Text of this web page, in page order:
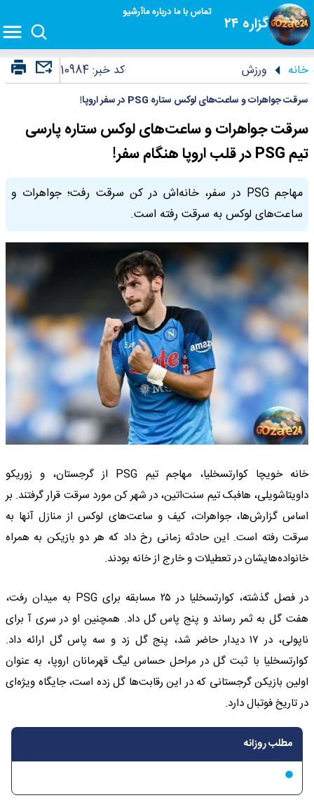
گزاره ۲۴
تماس با مادرباره ماآرشیو
خانه ورزش کد خبر:10984
سرقت جواهرات و ساعت‌های لوکس ستاره PSG در سفر اروپا!
سرقت جواهرات و ساعت‌های لوکس ستاره پارسی
تیم PSG در قلب اروپا هنگام سفر!
مهاجم PSG در سفر، خانه‌اش در کن سرقت رفت؛ جواهرات و
ساعت‌های لوکس به سرقت رفته است.
خانه خویچا کوارتسخلیا، مهاجم تیم PSG از گرجستان، و زوریکو
داویتاشویلی، هافبک تیم سنت‌اتین، در شهر کن مورد سرقت قرار گرفتند. بر
اساس گزارش‌ها، جواهرات، کیف و ساعت‌های لوکس از منازل آنها به
سرقت رفته است. این حادثه زمانی رخ داد که هر دو بازیکن به همراه
خانواده‌هایشان در تعطیلات و خارج از خانه بودند.
در فصل گذشته، کوارتسخلیا در ۲۵ مسابقه برای PSG به میدان رفت،
هفت گل به ثمر رساند و پنج پاس گل داد. همچنین او در سری آ برای
ناپولی، در ۱۷ دیدار حاضر شد، پنج گل زد و سه پاس گل ارائه داد.
کوارتسخلیا با ثبت گل در مراحل حساس لیگ قهرمانان اروپا، به عنوان
اولین بازیکن گرجستانی که در این رقابت‌ها گل زده است، جایگاه ویژه‌ای
در تاریخ فوتبال دارد.
مطلب روزانه